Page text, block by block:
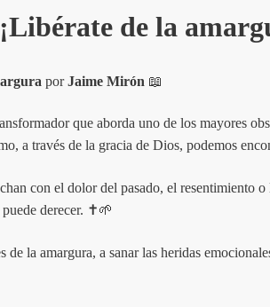
¡Libérate de la
porJaime Mirón 📖
que aborda uno de los mayores
a través de la gracia de Dios, podemos
con el dolor del pasado, el resentimiento
derecer. ✝️🌱
de la amargura, a sanar las heridas